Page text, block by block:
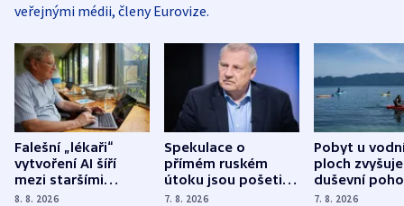
veřejnými médii, členy Eurovize.
Falešní „lékaři“
vytvoření AI šíří
mezi staršími
Poláky nebezpečné
8. 8. 2026
Spekulace o
přímém ruském
útoku jsou pošetilé,
míní estonský
7. 8. 2026
Pobyt u
ploch zvyšuje
duševní
ukázala
7. 8. 2026